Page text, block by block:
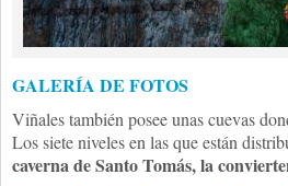
GALERÍA DE FOTOS
Viñales también posee unas cuevas
Los siete niveles en las que están
caverna de Santo Tomás, la